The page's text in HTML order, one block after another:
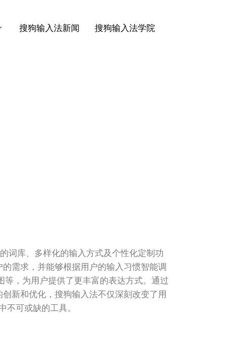
搜狗输入法新闻 搜狗输入法学院
词库、多样化的输入方式及个性化定制功
需求，并能够根据用户的输入习惯智能调
，为用户提供了更丰富的表达方式。通过
新和优化，搜狗输入法不仅深刻改变了用
不可或缺的工具。